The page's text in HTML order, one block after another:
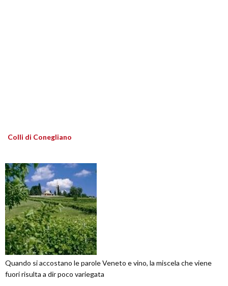
Colli di Conegliano
Quando si accostano le parole Veneto e vino, la miscela che viene
fuori risulta a dir poco variegata